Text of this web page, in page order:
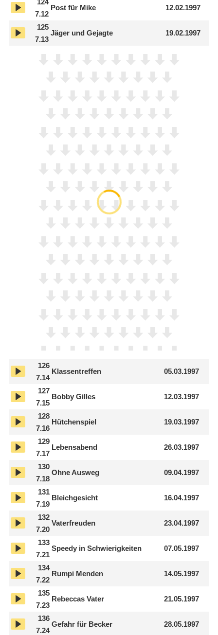
7.12
Post für Mike 12.02.1997
125
7.13
Jäger und Gejagte 19.02.1997
126
7.14
Klassentreffen 05.03.1997
127
7.15
Bobby Gilles 12.03.1997
128
7.16
Hütchenspiel 19.03.1997
129
7.17
Lebensabend 26.03.1997
130
7.18
Ohne Ausweg 09.04.1997
131
7.19
Bleichgesicht 16.04.1997
132
7.20
Vaterfreuden 23.04.1997
133
7.21
Speedy in Schwierigkeiten 07.05.1997
134
7.22
Rumpi Menden 14.05.1997
135
7.23
Rebeccas Vater 21.05.1997
136
7.24
Gefahr für Becker 28.05.1997